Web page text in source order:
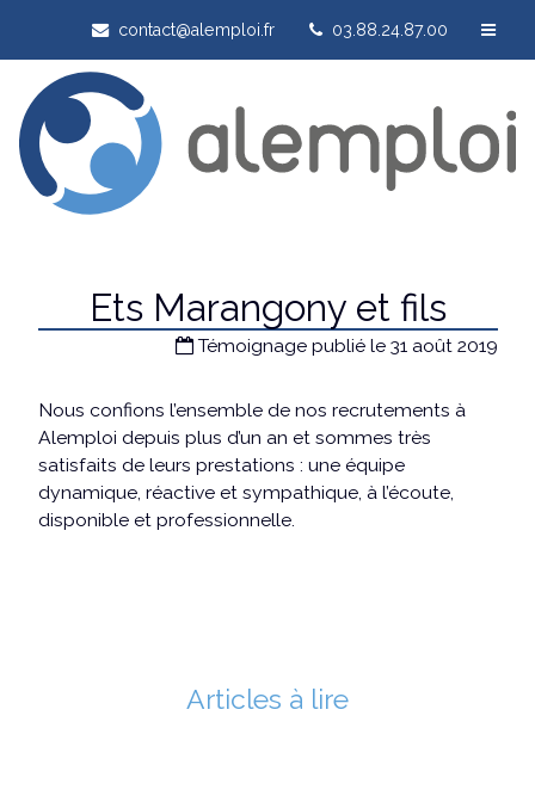
contact@alemploi.fr 03.88.24.87.00
Ets Marangony et fils
Témoignage publié le 31 août 2019
Nous confions l’ensemble de nos recrutements à
Alemploi depuis plus d’un an et sommes très
satisfaits de leurs prestations : une équipe
dynamique, réactive et sympathique, à l’écoute,
disponible et professionnelle.
Articles à lire